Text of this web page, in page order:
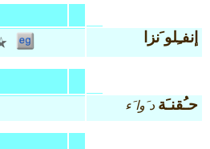
إنفـِلو َنزا
حـُقنـَة د َوا َء